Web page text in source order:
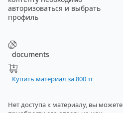
авторизоваться и выбрать
профиль
documents
Купить материал за 800 тг
Нет доступа к материалу, вы можете